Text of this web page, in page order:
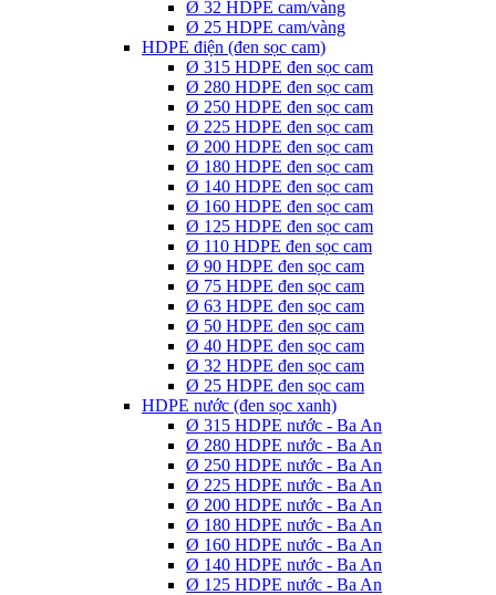
Ø 32 HDPE cam/vàng
Ø 25 HDPE cam/vàng
HDPE điện (đen sọc cam)
Ø 315 HDPE đen sọc cam
Ø 280 HDPE đen sọc cam
Ø 250 HDPE đen sọc cam
Ø 225 HDPE đen sọc cam
Ø 200 HDPE đen sọc cam
Ø 180 HDPE đen sọc cam
Ø 140 HDPE đen sọc cam
Ø 160 HDPE đen sọc cam
Ø 125 HDPE đen sọc cam
Ø 110 HDPE đen sọc cam
Ø 90 HDPE đen sọc cam
Ø 75 HDPE đen sọc cam
Ø 63 HDPE đen sọc cam
Ø 50 HDPE đen sọc cam
Ø 40 HDPE đen sọc cam
Ø 32 HDPE đen sọc cam
Ø 25 HDPE đen sọc cam
HDPE nước (đen sọc xanh)
Ø 315 HDPE nước - Ba An
Ø 280 HDPE nước - Ba An
Ø 250 HDPE nước - Ba An
Ø 225 HDPE nước - Ba An
Ø 200 HDPE nước - Ba An
Ø 180 HDPE nước - Ba An
Ø 160 HDPE nước - Ba An
Ø 140 HDPE nước - Ba An
Ø 125 HDPE nước - Ba An